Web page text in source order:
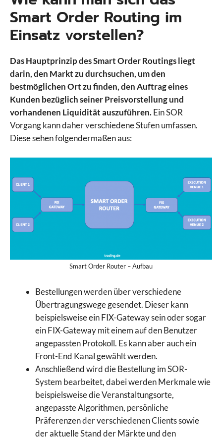
Smart Order Routing im
Einsatz vorstellen?
Das Hauptprinzip des Smart Order Routings liegt
darin, den Markt zu durchsuchen, um den
bestmöglichen Ort zu finden, den Auftrag eines
Kunden bezüglich seiner Preisvorstellung und
vorhandenen Liquidität auszuführen.Ein SOR
Vorgang kann daher verschiedene Stufen umfassen.
Diese sehen folgendermaßen aus:
Smart Order Router – Aufbau
Bestellungen werden über verschiedene
Übertragungswege gesendet. Dieser kann
beispielsweise ein FIX-Gateway sein oder sogar
ein FIX-Gateway mit einem auf den Benutzer
angepassten Protokoll. Es kann aber auch ein
Front-End Kanal gewählt werden.
Anschließend wird die Bestellung im SOR-
System bearbeitet, dabei werden Merkmale wie
beispielsweise die Veranstaltungsorte,
angepasste Algorithmen, persönliche
Präferenzen der verschiedenen Clients sowie
der aktuelle Stand der Märkte und den